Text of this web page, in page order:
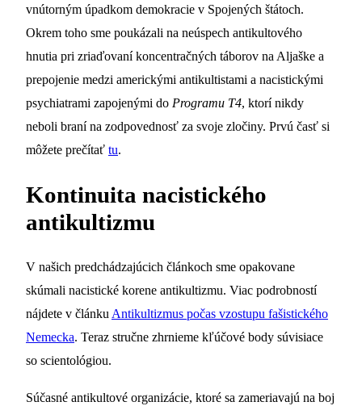
vnútorným úpadkom demokracie v Spojených štátoch.
Okrem toho sme poukázali na neúspech antikultového
hnutia pri zriaďovaní koncentračných táborov na Aljaške a
prepojenie medzi americkými antikultistami a nacistickými
psychiatrami zapojenými do Programu T4, ktorí nikdy
neboli braní na zodpovednosť za svoje zločiny. Prvú časť si
môžete prečítať tu.
Kontinuita nacistického
antikultizmu
V našich predchádzajúcich článkoch sme opakovane
skúmali nacistické korene antikultizmu. Viac podrobností
nájdete v článkuAntikultizmus počas vzostupu fašistického
Nemecka. Teraz stručne zhrnieme kľúčové body súvisiace
so scientológiou.
Súčasné antikultové organizácie, ktoré sa zameriavajú na boj